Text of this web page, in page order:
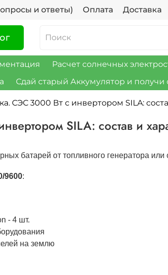
и ответы) Оплата Доставка
Расчет солнечных
Сдай старый Аккумулятор и получи
СЭС 3000 Вт с инвертором SILA:
SILA: состав и
батарей от топливного генератора или
9600:
- 4 шт.
на землю